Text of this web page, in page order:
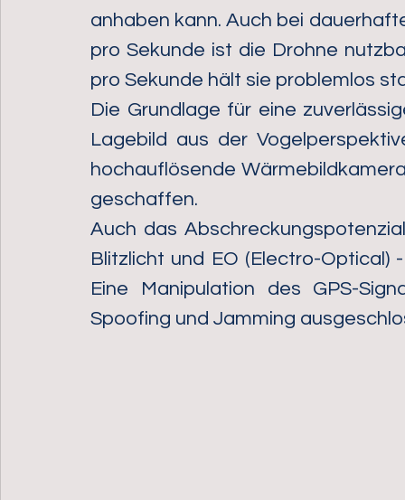
anhaben kann. Auch bei
pro Sekunde ist die Drohne
pro Sekunde hält sie problemlos
Die Grundlage für eine
Lagebild aus der
hochauflösende
geschaffen.
Auch das
Blitzlicht und EO (Electro-Optical)
Eine Manipulation des GPS-
Spoofing und Jamming